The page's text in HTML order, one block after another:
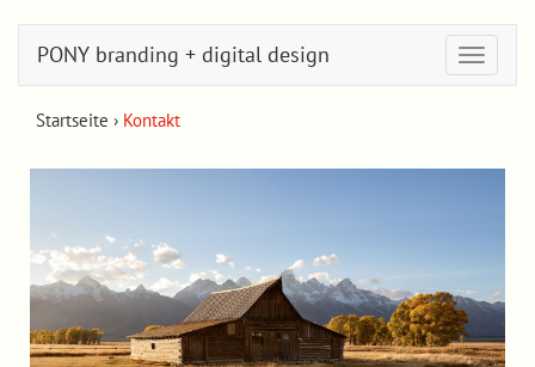
Toggle
PONY branding + digital design
Startseite › Kontakt